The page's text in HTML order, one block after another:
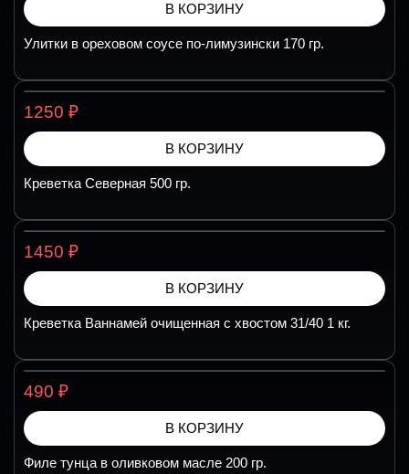
В КОРЗИНУ
Улитки в ореховом соусе по-лимузински 170 гр.
1250 ₽
В КОРЗИНУ
Креветка Северная 500 гр.
1450 ₽
В КОРЗИНУ
Креветка Ваннамей очищенная с хвостом 31/40 1 кг.
490 ₽
В КОРЗИНУ
Филе тунца в оливковом масле 200 гр.